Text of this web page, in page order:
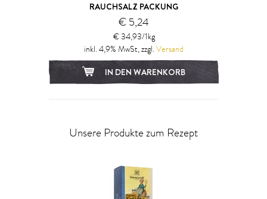
RAUCHSALZ PACKUNG
€ 5,24
€ 34,93/1kg
inkl. 4,9% MwSt, zzgl. Versand
IN DEN WARENKORB
Unsere Produkte zum Rezept